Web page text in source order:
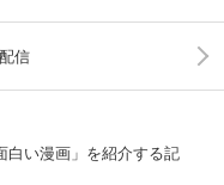
信
白い漫画」を紹介する記